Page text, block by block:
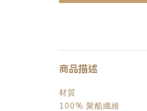
商品描述
材質
100% 聚酯纖維